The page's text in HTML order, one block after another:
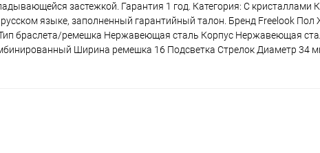
застежкой. Гарантия 1 год. Категория: С кристаллами
языке, заполненный гарантийный талон. Бренд Freelook Пол
браслета/ремешка Нержавеющая сталь Корпус Нержавеющая
Ширина ремешка 16 Подсветка Стрелок Диаметр 34